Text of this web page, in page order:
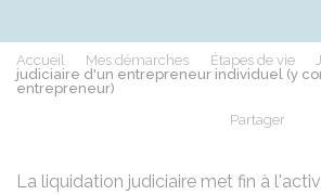
Accueil Mes démarches Étapes de vie
judiciaire d'un entrepreneur individuel (y
entrepreneur)
Partager
La liquidation judiciaire met fin à